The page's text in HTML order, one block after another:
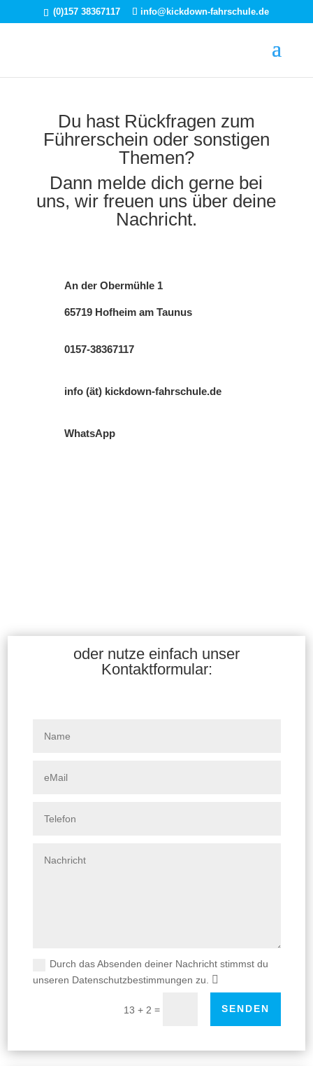
(0)157 38367117 info@kickdown-fahrschule.de
Du hast Rückfragen zum
Führerschein oder sonstigen
Themen?
Dann melde dich gerne bei
uns, wir freuen uns über deine
Nachricht.
An der Obermühle 1
65719 Hofheim am Taunus
0157-38367117
info (ät) kickdown-fahrschule.de
WhatsApp
oder nutze einfach unser
Kontaktformular:
Durch das Absenden deiner Nachricht stimmst du
unseren Datenschutzbestimmungen zu.
13 + 2 = SENDEN